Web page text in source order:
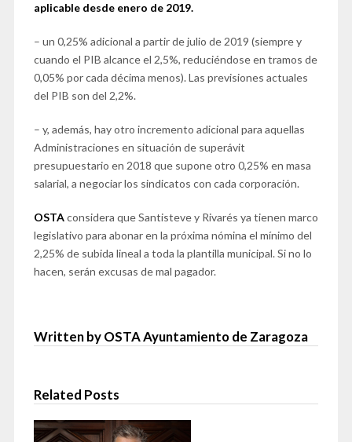
aplicable desde enero de 2019.
– un 0,25% adicional a partir de julio de 2019 (siempre y
cuando el PIB alcance el 2,5%, reduciéndose en tramos de
0,05% por cada décima menos). Las previsiones actuales
del PIB son del 2,2%.
– y, además, hay otro incremento adicional para aquellas
Administraciones en situación de superávit
presupuestario en 2018 que supone otro 0,25% en masa
salarial, a negociar los sindicatos con cada corporación.
OSTAconsidera que Santisteve y Rivarés ya tienen marco
legislativo para abonar en la próxima nómina el mínimo del
2,25% de subida lineal a toda la plantilla municipal. Si no lo
hacen, serán excusas de mal pagador.
Written by OSTA Ayuntamiento de Zaragoza
Related Posts